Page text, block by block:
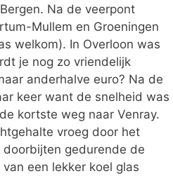
Na de veerpont
Mullem en Groeningen
welkom). In Overloon was
je nog zo vriendelijk
anderhalve euro? Na de
keer want de snelheid was
kortste weg naar Venray.
vroeg door het
gedurende de
een lekker koel glas